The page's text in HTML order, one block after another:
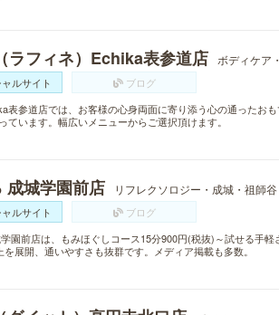
ラフィネ）Echika表参道店 ボディケア
ルサイト
ブログ
表参道店では、お客様の心身両面に寄り添う心の通ったお
ています。幅広いメニューからご選択頂けます。
成城学園前店 リフレクソロジー・成城・祖師谷
ルサイト
ブログ
園前店は、もみほぐしコース15分900円(税抜)～試せる手
を展開、通いやすさも抜群です。メディア掲載も多数。